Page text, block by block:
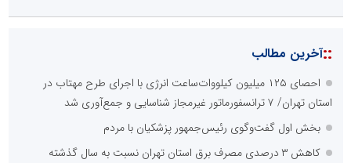
::آخرین مطالب
احصای ۱۲۵ میلیون کیلووات‌ساعت انرژی با اجرای طرح مهتاب در
استان تهران/ ۷ ترانسفورماتور غیرمجاز شناسایی و جمع‌آوری شد
بخش اول گفت‌وگوی رئیس‌جمهور پزشکیان با مردم
کاهش ۳ درصدی مصرف برق استان تهران نسبت به سال گذشته